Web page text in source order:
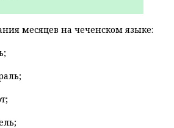
месяцев на чеченском языке: